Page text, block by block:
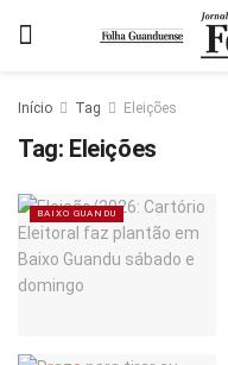
Início Tag Eleições
Tag: Eleições
BAIXO GUANDU